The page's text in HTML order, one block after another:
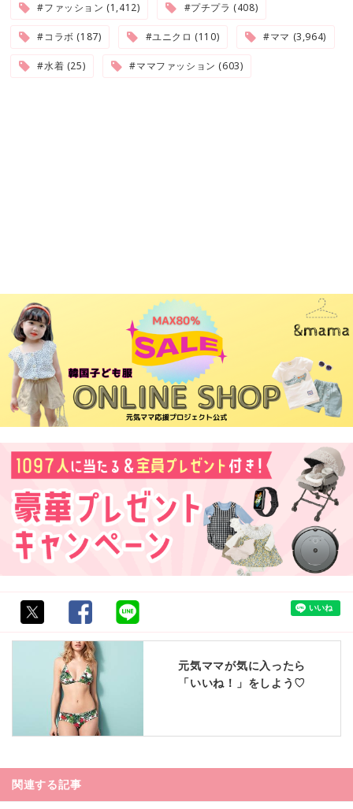
#ファッション (1,412) #プチプラ (408)
#コラボ (187) #ユニクロ (110) #ママ (3,964)
#水着 (25) #ママファッション (603)
元気ママが気に入ったら
「いいね！」をしよう♡
関連する記事